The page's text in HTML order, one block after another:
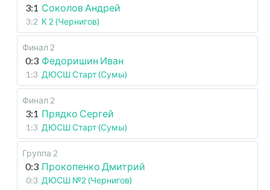
3:1 Соколов Андрей
3:2 К 2 (Чернигов)
Финал 2
0:3 Федоришин Иван
1:3 ДЮСШ Старт (Сумы)
Финал 2
3:1 Прядко Сергей
1:3 ДЮСШ Старт (Сумы)
Группа 2
0:3 Прокопенко Дмитрий
0:3 ДЮСШ №2 (Чернигов)